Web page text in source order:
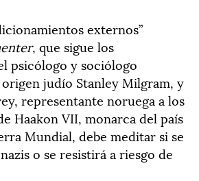
externos”
, que sigue los
psicólogo y sociólogo
judío Stanley Milgram, y
representante noruega a los
Haakon VII, monarca del país
Mundial, debe meditar si se
o se resistirá a riesgo de